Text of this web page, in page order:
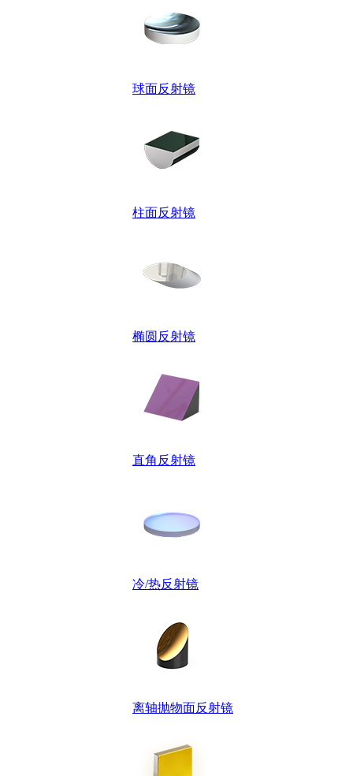
球面反射镜
柱面反射镜
椭圆反射镜
直角反射镜
冷/热反射镜
离轴抛物面反射镜